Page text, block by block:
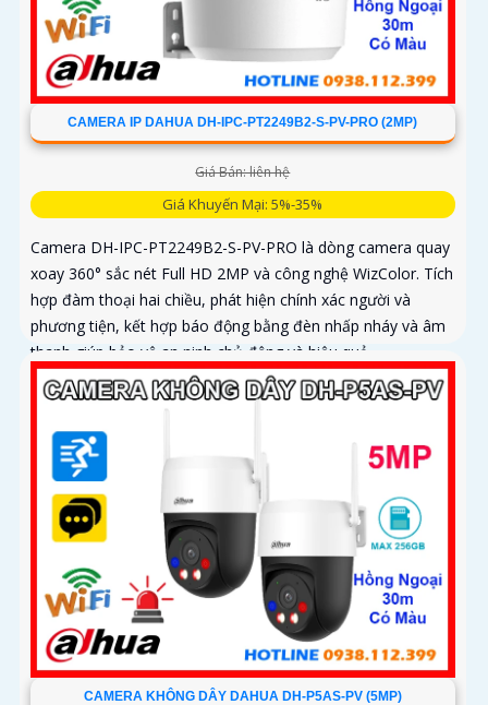
CAMERA IP DAHUA DH-IPC-PT2249B2-S-PV-PRO (2MP)
Giá Bán: liên hệ
Giá Khuyến Mại: 5%-35%
Camera DH-IPC-PT2249B2-S-PV-PRO là dòng camera quay
xoay 360° sắc nét Full HD 2MP và công nghệ WizColor. Tích
hợp đàm thoại hai chiều, phát hiện chính xác người và
phương tiện, kết hợp báo động bằng đèn nhấp nháy và âm
thanh giúp bảo vệ an ninh chủ động và hiệu quả
CAMERA KHÔNG DÂY DAHUA DH-P5AS-PV (5MP)